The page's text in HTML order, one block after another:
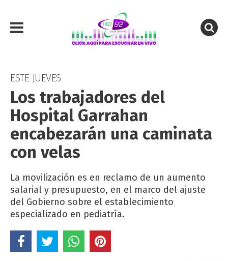
ESTE JUEVES
Los trabajadores del
Hospital Garrahan
encabezarán una caminata
con velas
La movilización es en reclamo de un aumento
salarial y presupuesto, en el marco del ajuste
del Gobierno sobre el establecimiento
especializado en pediatría.